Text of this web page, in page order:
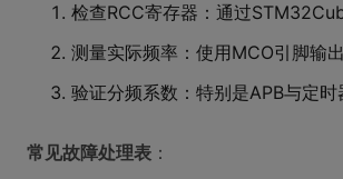
检查RCC寄存器：通过
测量实际频率：使用MCO引脚输
验证分频系数：特别是APB与定
常见故障处理表 ：